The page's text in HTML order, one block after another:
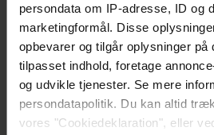
persondata om IP-adresse, ID og
marketingformål. Disse
opbevarer og tilgår oplysninger
tilpasset indhold, foretage
og udvikle tjenester. Se mere
persondatapolitik. Du kan altid
vores "Cookiedeklaration", eller